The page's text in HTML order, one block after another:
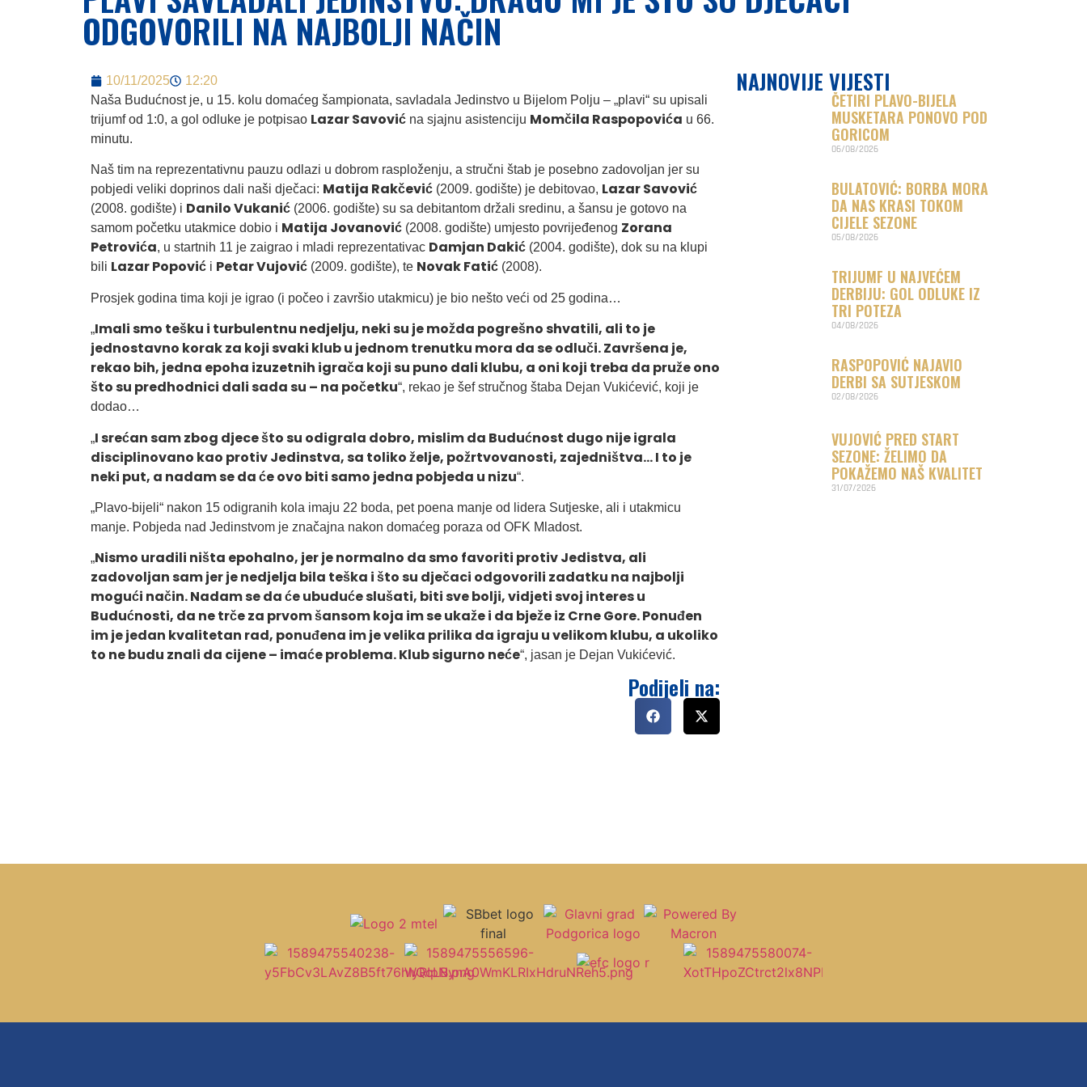
ODGOVORILI NA NAJBOLJI NAČIN
10/11/2025
12:20
Naša Budućnost je, u 15. kolu domaćeg šampionata, savladala Jedinstvo u Bijelom Polju – „plavi“ su upisali
trijumf od 1:0, a gol odluke je potpisao Lazar Savović na sjajnu asistenciju Momčila Raspopovića u 66.
minutu.
Naš tim na reprezentativnu pauzu odlazi u dobrom rasploženju, a stručni štab je posebno zadovoljan jer su
pobjedi veliki doprinos dali naši dječaci: Matija Rakčević (2009. godište) je debitovao, Lazar Savović
(2008. godište) i Danilo Vukanić (2006. godište) su sa debitantom držali sredinu, a šansu je gotovo na
samom početku utakmice dobio i Matija Jovanović (2008. godište) umjesto povrijeđenog Zorana
Petrovića, u startnih 11 je zaigrao i mladi reprezentativac Damjan Dakić (2004. godište), dok su na klupi
bili Lazar Popović i Petar Vujović (2009. godište), te Novak Fatić (2008).
Prosjek godina tima koji je igrao (i počeo i završio utakmicu) je bio nešto veći od 25 godina…
„Imali smo tešku i turbulentnu nedjelju, neki su je možda pogrešno shvatili, ali to je
jednostavno korak za koji svaki klub u jednom trenutku mora da se odluči. Završena je,
rekao bih, jedna epoha izuzetnih igrača koji su puno dali klubu, a oni koji treba da pruže ono
što su predhodnici dali sada su – na početku“, rekao je šef stručnog štaba Dejan Vukićević, koji je
dodao…
„I srećan sam zbog djece što su odigrala dobro, mislim da Budućnost dugo nije igrala
disciplinovano kao protiv Jedinstva, sa toliko želje, požrtvovanosti, zajedništva… I to je
neki put, a nadam se da će ovo biti samo jedna pobjeda u nizu“.
„Plavo-bijeli“ nakon 15 odigranih kola imaju 22 boda, pet poena manje od lidera Sutjeske, ali i utakmicu
manje. Pobjeda nad Jedinstvom je značajna nakon domaćeg poraza od OFK Mladost.
„Nismo uradili ništa epohalno, jer je normalno da smo favoriti protiv Jedistva, ali
zadovoljan sam jer je nedjelja bila teška i što su dječaci odgovorili zadatku na najbolji
mogući način. Nadam se da će ubuduće slušati, biti sve bolji, vidjeti svoj interes u
Budućnosti, da ne trče za prvom šansom koja im se ukaže i da bježe iz Crne Gore. Ponuđen
im je jedan kvalitetan rad, ponuđena im je velika prilika da igraju u velikom klubu, a ukoliko
to ne budu znali da cijene – imaće problema. Klub sigurno neće“, jasan je Dejan Vukićević.
Podijeli na:
NAJNOVIJE VIJESTI
ČETIRI PLAVO-BIJELA
MUSKETARA PONOVO POD
GORICOM
06/08/2026
BULATOVIĆ: BORBA MORA
DA NAS KRASI TOKOM
CIJELE SEZONE
05/08/2026
TRIJUMF U NAJVEĆEM
DERBIJU: GOL ODLUKE IZ
TRI POTEZA
04/08/2026
RASPOPOVIĆ NAJAVIO
DERBI SA SUTJESKOM
02/08/2026
VUJOVIĆ PRED START
SEZONE: ŽELIMO DA
POKAŽEMO NAŠ KVALITET
31/07/2026